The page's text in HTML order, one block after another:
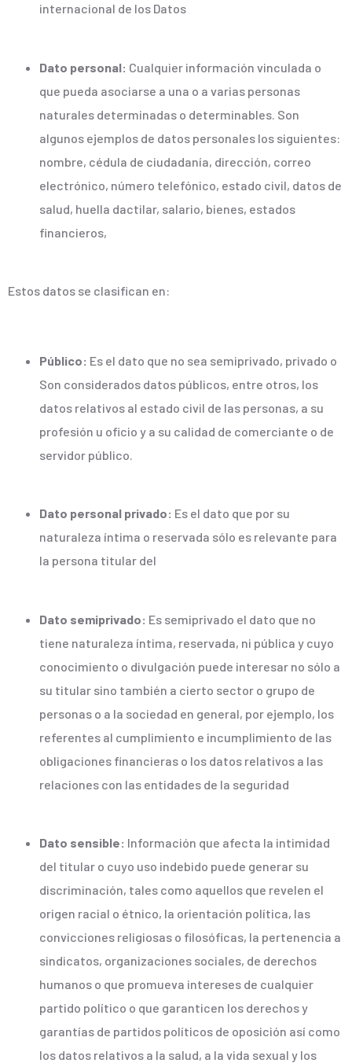
internacional de los Datos
Dato personal: Cualquier información vinculada o
que pueda asociarse a una o a varias personas
naturales determinadas o determinables. Son
algunos ejemplos de datos personales los siguientes:
nombre, cédula de ciudadanía, dirección, correo
electrónico, número telefónico, estado civil, datos de
salud, huella dactilar, salario, bienes, estados
financieros,
Estos datos se clasifican en:
Público: Es el dato que no sea semiprivado, privado o
Son considerados datos públicos, entre otros, los
datos relativos al estado civil de las personas, a su
profesión u oficio y a su calidad de comerciante o de
servidor público.
Dato personal privado: Es el dato que por su
naturaleza íntima o reservada sólo es relevante para
la persona titular del
Dato semiprivado: Es semiprivado el dato que no
tiene naturaleza íntima, reservada, ni pública y cuyo
conocimiento o divulgación puede interesar no sólo a
su titular sino también a cierto sector o grupo de
personas o a la sociedad en general, por ejemplo, los
referentes al cumplimiento e incumplimiento de las
obligaciones financieras o los datos relativos a las
relaciones con las entidades de la seguridad
Dato sensible: Información que afecta la intimidad
del titular o cuyo uso indebido puede generar su
discriminación, tales como aquellos que revelen el
origen racial o étnico, la orientación política, las
convicciones religiosas o filosóficas, la pertenencia a
sindicatos, organizaciones sociales, de derechos
humanos o que promueva intereses de cualquier
partido político o que garanticen los derechos y
garantías de partidos políticos de oposición así como
los datos relativos a la salud, a la vida sexual y los